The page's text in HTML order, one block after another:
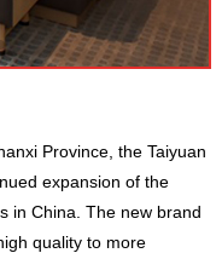
Province, the Taiyuan
expansion of the
in China The new brand
quality to more